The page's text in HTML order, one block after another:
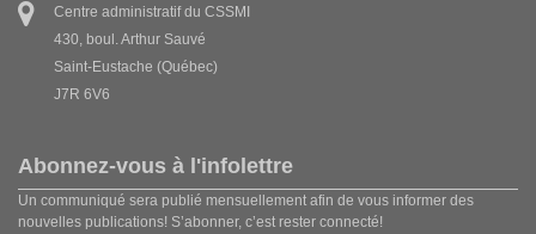
Centre administratif du CSSMI
430, boul. Arthur Sauvé
Saint-Eustache (Québec)
J7R 6V6
Abonnez-vous à l'infolettre
Un communiqué sera publié mensuellement afin de vous informer des
nouvelles publications! S’abonner, c’est rester connecté!